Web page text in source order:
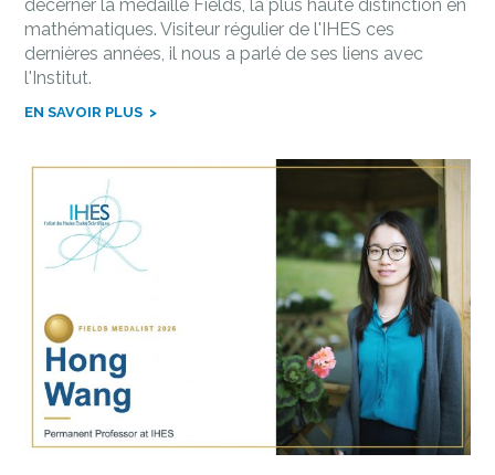
décerner la médaille Fields, la plus haute distinction en
mathématiques. Visiteur régulier de l'IHES ces
dernières années, il nous a parlé de ses liens avec
l'Institut.
EN SAVOIR PLUS